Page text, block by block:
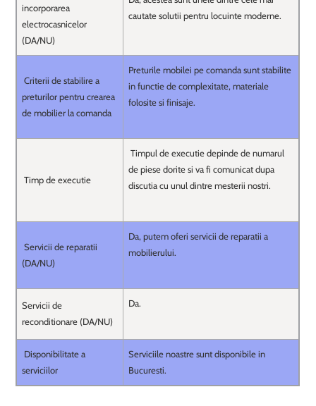
incorporarea
electrocasnicelor
(DA/NU)
cautate solutii pentru locuinte moderne.
Criterii de stabilire a
preturilor pentru crearea
de mobilier la comanda
Preturile mobilei pe comanda sunt stabilite
in functie de complexitate, materiale
folosite si finisaje.
Timp de executie
Timpul de executie depinde de numarul
de piese dorite si va fi comunicat dupa
discutia cu unul dintre mesterii nostri.
Servicii de reparatii
(DA/NU)
Da, putem oferi servicii de reparatii a
mobilierului.
Servicii de
reconditionare (DA/NU)
Da.
Disponibilitate a
serviciilor
Serviciile noastre sunt disponibile in
Bucuresti.